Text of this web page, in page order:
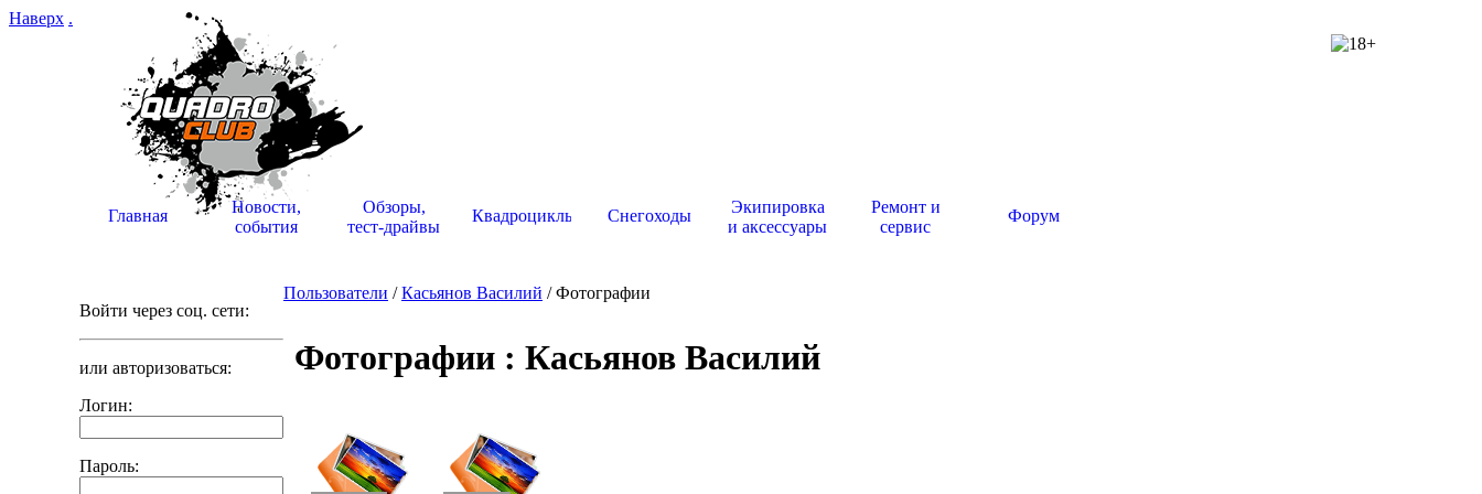
Наверх .
Главная
Новости,
события
Обзоры,
тест-драйвы
Квадроциклы Снегоходы
Экипировка
и аксессуары
Ремонт и
сервис
Форум
Войти через соц. сети:
или авторизоваться:
Логин:
Пароль:
Пользователи /Касьянов Василий / Фотографии
Фотографии : Касьянов Василий